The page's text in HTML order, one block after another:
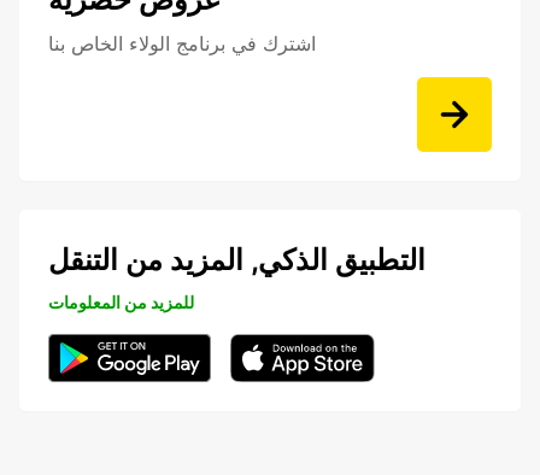
اشترك في برنامج الولاء الخاص بنا
التطبيق الذكي, المزيد من التنقل
للمزيد من المعلومات